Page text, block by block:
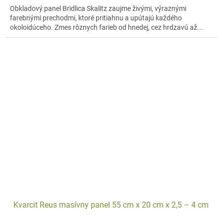
Obkladový panel Bridlica Skalitz zaujme živými, výraznými
farebnými prechodmi, ktoré pritiahnu a upútajú každého
okoloidúceho. Zmes rôznych farieb od hnedej, cez hrdzavú až...
Kvarcit Reus masívny panel 55 cm x 20 cm x 2,5 – 4 cm